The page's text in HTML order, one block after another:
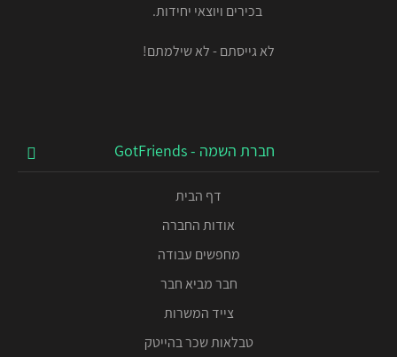
בכירים ויוצאי יחידות.
לא גייסתם - לא שילמתם!
חברת השמה - GotFriends
דף הבית
אודות החברה
מחפשים עבודה
חבר מביא חבר
צייד המשרות
טבלאות שכר בהייטק